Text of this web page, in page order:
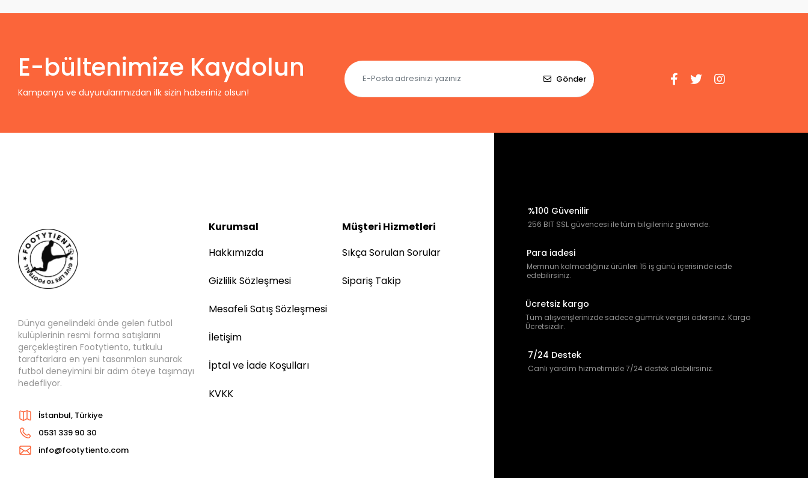
E-bültenimize Kaydolun
Kampanya ve duyurularımızdan ilk sizin haberiniz olsun!
Gönder
Dünya genelindeki önde gelen futbol
kulüplerinin resmi forma satışlarını
gerçekleştiren Footytiento, tutkulu
taraftarlara en yeni tasarımları sunarak
futbol deneyimini bir adım öteye taşımayı
hedefliyor.
İstanbul, Türkiye
0531 339 90 30
info@footytiento.com
Kurumsal
Hakkımızda
Gizlilik Sözleşmesi
Mesafeli Satış Sözleşmesi
İletişim
İptal ve İade Koşulları
KVKK
Müşteri Hizmetleri
Sıkça Sorulan Sorular
Sipariş Takip
%100 Güvenilir
256 BIT SSL güvencesi ile tüm bilgileriniz güvende.
Para iadesi
Memnun kalmadığınız ürünleri 15 iş günü içerisinde iade
edebilirsiniz.
Ücretsiz kargo
Tüm alışverişlerinizde sadece gümrük vergisi ödersiniz. Kargo
Ücretsizdir.
7/24 Destek
Canlı yardım hizmetimizle 7/24 destek alabilirsiniz.